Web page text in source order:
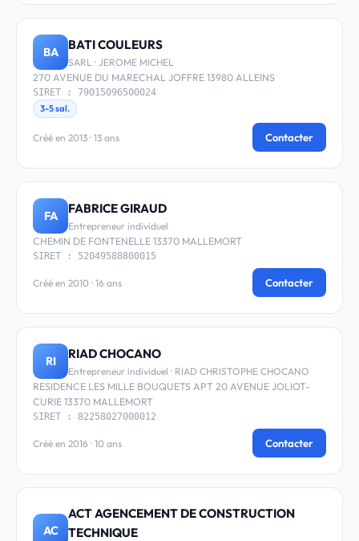
BA BATI COULEURS
SARL · JEROME MICHEL
270 AVENUE DU MARECHAL JOFFRE 13980 ALLEINS
SIRET : 79015096500024
3-5 sal.
Créé en 2013 · 13 ans Contacter
FA FABRICE GIRAUD
Entrepreneur individuel
CHEMIN DE FONTENELLE 13370 MALLEMORT
SIRET : 52049588800015
Créé en 2010 · 16 ans Contacter
RI RIAD CHOCANO
Entrepreneur individuel · RIAD CHRISTOPHE CHOCANO
RESIDENCE LES MILLE BOUQUETS APT 20 AVENUE JOLIOT-
CURIE 13370 MALLEMORT
SIRET : 82258027000012
Créé en 2016 · 10 ans Contacter
AC
ACT AGENCEMENT DE CONSTRUCTION
TECHNIQUE